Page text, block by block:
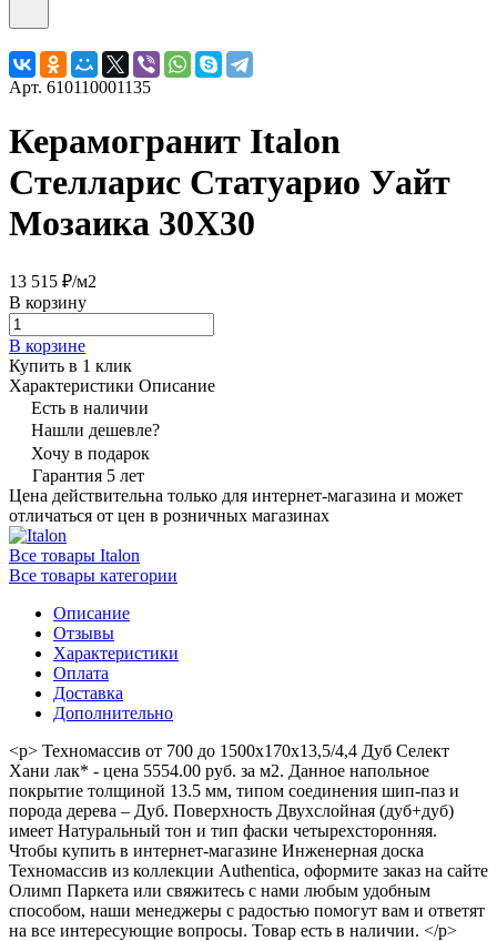
Арт. 610110001135
Керамогранит Italon
Стелларис Статуарио Уайт
Мозаика 30X30
13 515 ₽/м2
В корзину
В корзине
Купить в 1 клик
Характеристики Описание
Есть в наличии
Нашли дешевле?
Хочу в подарок
Гарантия 5 лет
Цена действительна только для интернет-магазина и может
отличаться от цен в розничных магазинах
Все товары Italon
Все товары категории
Описание
Отзывы
Характеристики
Оплата
Доставка
Дополнительно
<p> Техномассив от 700 до 1500х170х13,5/4,4 Дуб Селект
Хани лак* - цена 5554.00 руб. за м2. Данное напольное
покрытие толщиной 13.5 мм, типом соединения шип-паз и
порода дерева – Дуб. Поверхность Двухслойная (дуб+дуб)
имеет Натуральный тон и тип фаски четырехсторонняя.
Чтобы купить в интернет-магазине Инженерная доска
Техномассив из коллекции Authentica, оформите заказ на сайте
Олимп Паркета или свяжитесь с нами любым удобным
способом, наши менеджеры с радостью помогут вам и ответят
на все интересующие вопросы. Товар есть в наличии. </p>